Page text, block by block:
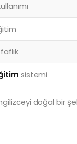
sistemi
doğal bir